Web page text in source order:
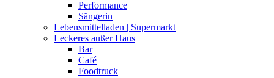
Performance
Sängerin
Lebensmittelladen | Supermarkt
Leckeres außer Haus
Bar
Café
Foodtruck